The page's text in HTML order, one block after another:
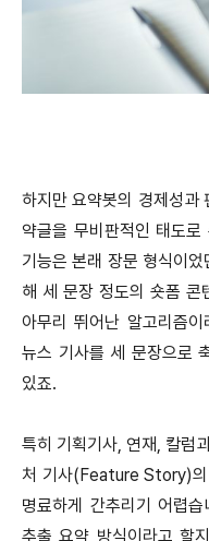
하지만 요약봇의 경제성과
약글을 무비판적인 태도
기능은 본래 장문 형식이
해 세 문장 정도의 숏폼 콘
아무리 뛰어난 알고리즘
뉴스 기사를 세 문장으로
있죠.
특히 기획기사, 연재, 칼럼
처 기사(Feature Story)의
명료하게 간추리기 어렵
추출 요약 방식이라고 할